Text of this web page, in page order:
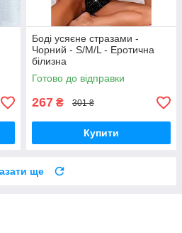
Боді усяєне стразами -
Чорний - S/M/L - Еротична
білизна
Готово до відправки
267 ₴ 301 ₴
Купити
ще